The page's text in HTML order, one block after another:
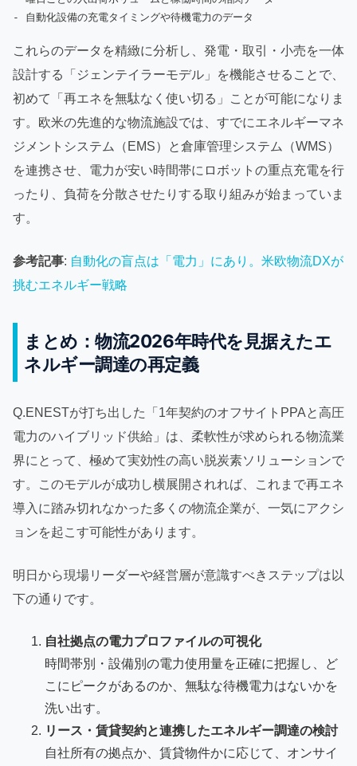
これらのデータを精緻に分析し、発電・取引・小売を一体
設計する「ジェンテイラーモデル」を機能させることで、
初めて「再エネを無駄なく使い切る」ことが可能になりま
す。欧米の先進的な物流施設では、すでにエネルギーマネ
ジメントシステム（EMS）と倉庫管理システム（WMS）
を連携させ、電力が安い時間帯にロボットの重点充電を行
ったり、負荷を分散させたりする取り組みが始まっていま
す。
参考記事: 自動化の盲点は「電力」にあり。米欧物流DXが
挑むエネルギー戦略
まとめ：物流2026年時代を見据えたエ
ネルギー調達の再定義
Q.ENESTが打ち出した「1年契約のオフサイトPPAと高圧
電力のハイブリッド供給」は、柔軟性が求められる物流業
界にとって、極めて実効性の高い脱炭素ソリューションで
す。このモデルが成功し横展開されれば、これまで再エネ
導入に踏み切れなかった多くの物流企業が、一気にアクシ
ョンを起こす可能性があります。
明日から現場リーダーや経営層が意識すべきステップは以
下の通りです。
自社拠点の電力プロファイルの可視化
時間帯別・設備別の電力使用量を正確に把握し、ど
こにピークがあるのか、無駄な待機電力はないかを
洗い出す。
リース・賃貸契約と連携したエネルギー調達の検討
自社所有の拠点か、賃貸物件かに応じて、オンサイ